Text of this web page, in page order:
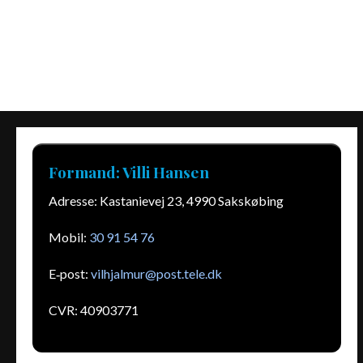
Formand: Villi Hansen
Adresse: Kastanievej 23, 4990 Sakskøbing
Mobil: 30 91 54 76
E‑post: vilhjalmur@post.tele.dk
CVR: 40903771